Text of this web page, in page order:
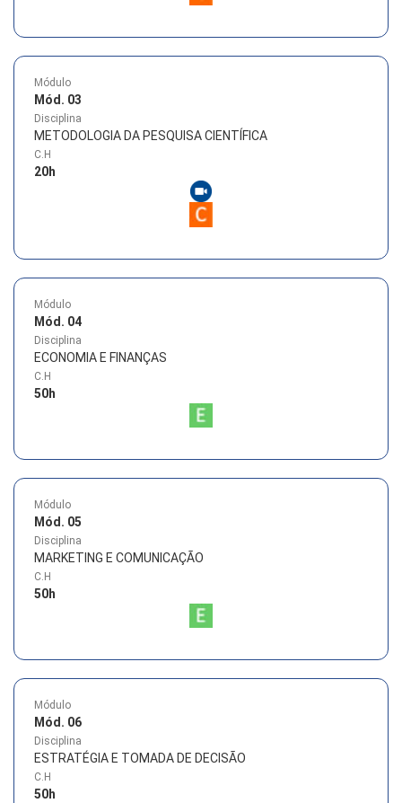
Módulo
Mód. 03
Disciplina
METODOLOGIA DA PESQUISA CIENTÍFICA
C.H
20h
Módulo
Mód. 04
Disciplina
ECONOMIA E FINANÇAS
C.H
50h
Módulo
Mód. 05
Disciplina
MARKETING E COMUNICAÇÃO
C.H
50h
Módulo
Mód. 06
Disciplina
ESTRATÉGIA E TOMADA DE DECISÃO
C.H
50h